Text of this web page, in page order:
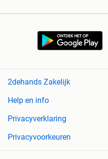
2dehands Zakelijk
Help en info
Privacyverklaring
Privacyvoorkeuren